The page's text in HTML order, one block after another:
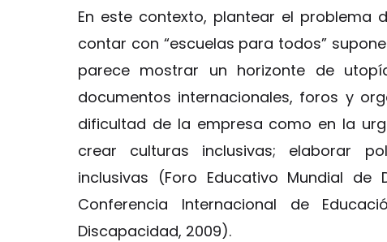
En este contexto, plantear el problema
contar con “escuelas para todos”
parece mostrar un horizonte de
documentos internacionales, foros y
dificultad de la empresa como en la
crear culturas inclusivas; elaborar
inclusivas (Foro Educativo Mundial de
Conferencia Internacional de
Discapacidad, 2009).